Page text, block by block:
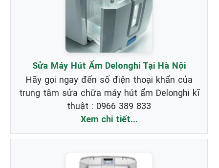
Sửa Máy Hút Ẩm Delonghi Tại Hà Nội
Hãy gọi ngay đến số điện thoại khẩn của
trung tâm sửa chữa máy hút ẩm Delonghi kĩ
thuật : 0966 389 833
Xem chi tiết...